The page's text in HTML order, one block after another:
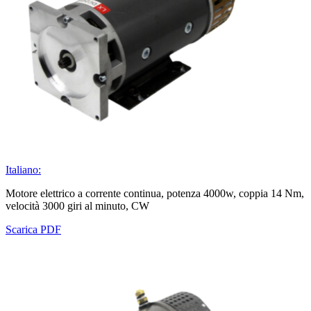
Italiano:
Motore elettrico a corrente continua, potenza 4000w, coppia 14 Nm,
velocità 3000 giri al minuto, CW
Scarica PDF